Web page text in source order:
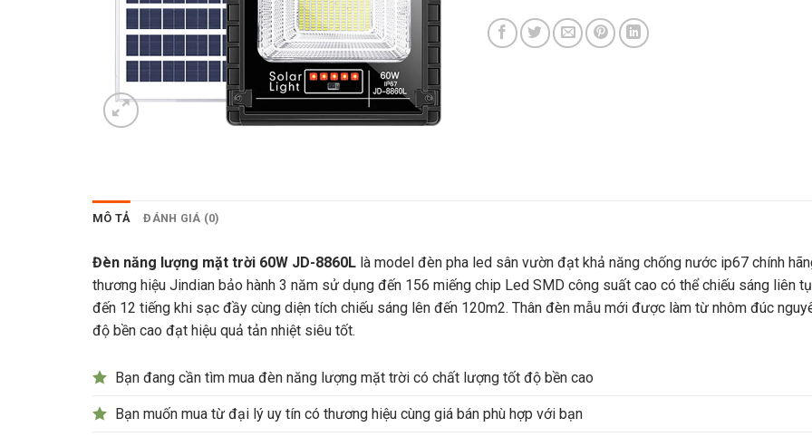
MÔ TẢ ĐÁNH GIÁ (0)
Đèn năng lượng mặt trời 60W JD-8860L là model đèn pha led sân vườn đạt khả năng chống nước ip67 chính
thương hiệu Jindian bảo hành 3 năm sử dụng đến 156 miếng chip Led SMD công suất cao có thể chiếu sáng liên
đến 12 tiếng khi sạc đầy cùng diện tích chiếu sáng lên đến 120m2. Thân đèn mẫu mới được làm từ nhôm đúc
độ bền cao đạt hiệu quả tản nhiệt siêu tốt.
Bạn đang cần tìm mua đèn năng lượng mặt trời có chất lượng tốt độ bền cao
Bạn muốn mua từ đại lý uy tín có thương hiệu cùng giá bán phù hợp với bạn